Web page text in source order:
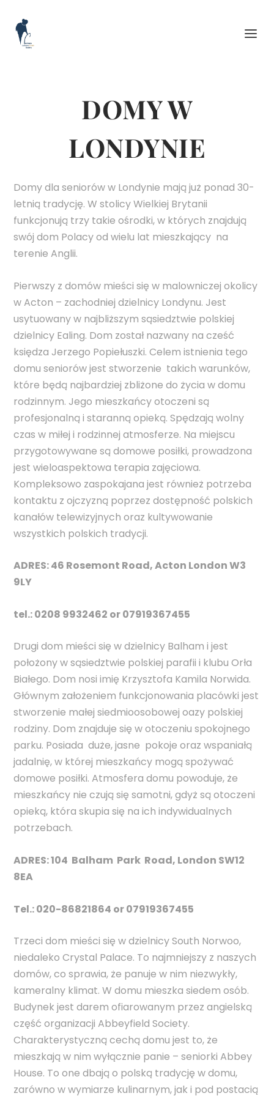
DOMY W
LONDYNIE
Domy dla seniorów w Londynie mają już ponad 30-
letnią tradycję. W stolicy Wielkiej Brytanii
funkcjonują trzy takie ośrodki, w których znajdują
swój dom Polacy od wielu lat mieszkający na
terenie Anglii.
Pierwszy z domów mieści się w malowniczej okolicy
w Acton – zachodniej dzielnicy Londynu. Jest
usytuowany w najbliższym sąsiedztwie polskiej
dzielnicy Ealing. Dom został nazwany na cześć
księdza Jerzego Popiełuszki. Celem istnienia tego
domu seniorów jest stworzenie takich warunków,
które będą najbardziej zbliżone do życia w domu
rodzinnym. Jego mieszkańcy otoczeni są
profesjonalną i staranną opieką. Spędzają wolny
czas w miłej i rodzinnej atmosferze. Na miejscu
przygotowywane są domowe posiłki, prowadzona
jest wieloaspektowa terapia zajęciowa.
Kompleksowo zaspokajana jest również potrzeba
kontaktu z ojczyzną poprzez dostępność polskich
kanałów telewizyjnych oraz kultywowanie
wszystkich polskich tradycji.
ADRES: 46 Rosemont Road, Acton London W3
9LY
tel.:0208 9932462 or 07919367455
Drugi dom mieści się w dzielnicy Balham i jest
położony w sąsiedztwie polskiej parafii i klubu Orła
Białego. Dom nosi imię Krzysztofa Kamila Norwida.
Głównym założeniem funkcjonowania placówki jest
stworzenie małej siedmioosobowej oazy polskiej
rodziny. Dom znajduje się w otoczeniu spokojnego
parku. Posiada duże, jasne pokoje oraz wspaniałą
jadalnię, w której mieszkańcy mogą spożywać
domowe posiłki. Atmosfera domu powoduje, że
mieszkańcy nie czują się samotni, gdyż są otoczeni
opieką, która skupia się na ich indywidualnych
potrzebach.
ADRES: 104 Balham Park Road, London SW12
8EA
Tel.: 020-86821864 or 07919367455
Trzeci dom mieści się w dzielnicy South Norwoo,
niedaleko Crystal Palace. To najmniejszy z naszych
domów, co sprawia, że panuje w nim niezwykły,
kameralny klimat. W domu mieszka siedem osób.
Budynek jest darem ofiarowanym przez angielską
część organizacji Abbeyfield Society.
Charakterystyczną cechą domu jest to, że
mieszkają w nim wyłącznie panie – seniorki Abbey
House. To one dbają o polską tradycję w domu,
zarówno w wymiarze kulinarnym, jak i pod postacią